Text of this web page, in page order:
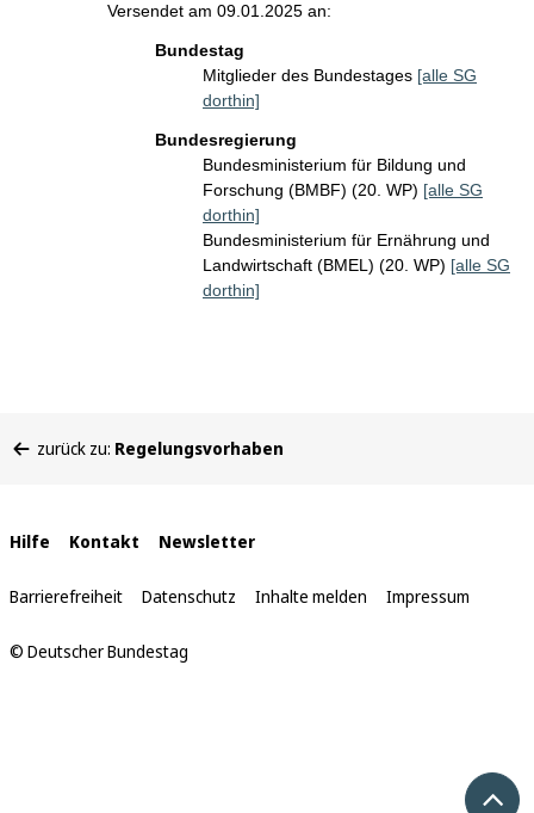
Versendet am 09.01.2025 an:
Bundestag
Mitglieder des Bundestages [alle SG
dorthin]
Bundesregierung
Bundesministerium für Bildung und
Forschung (BMBF) (20. WP) [alle SG
dorthin]
Bundesministerium für Ernährung und
Landwirtschaft (BMEL) (20. WP) [alle SG
dorthin]
befinden
zurück zu: Regelungsvorhaben
Interne
Links
Hilfe Kontakt Newsletter
Barrierefreiheit Datenschutz Inhalte melden Impressum
© Deutscher Bundestag